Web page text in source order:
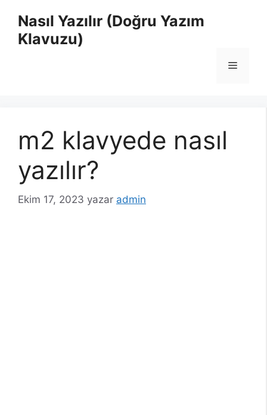
Nasıl Yazılır (Doğru Yazım
Klavuzu)
Menü
m2 klavyede nasıl
yazılır?
Ekim 17, 2023 yazar admin